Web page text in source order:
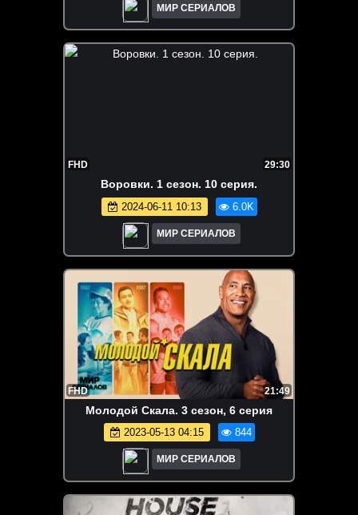
МИР СЕРИАЛОВ
FHD 29:30
Воровки. 1 сезон. 10 серия.
2024-06-11 10:13 6.0K
МИР СЕРИАЛОВ
FHD 21:49
Moлoдoй Cкaлa. 3 сезон, 6 серия
2023-05-13 04:15 844
МИР СЕРИАЛОВ